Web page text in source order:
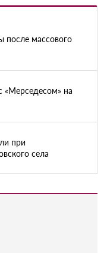
после массового
«Мерседесом» на
при
села